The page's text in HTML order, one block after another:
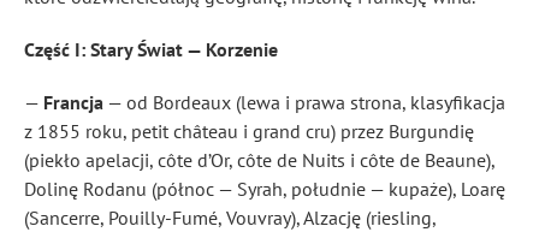
Część I: Stary Świat — Korzenie
— Francja — od Bordeaux (lewa i prawa strona, klasyfikacja
z 1855 roku, petit château i grand cru) przez Burgundię
(piekło apelacji, côte d’Or, côte de Nuits i côte de Beaune),
Dolinę Rodanu (północ — Syrah, południe — kupaże), Loarę
(Sancerre, Pouilly-Fumé, Vouvray), Alzację (riesling,